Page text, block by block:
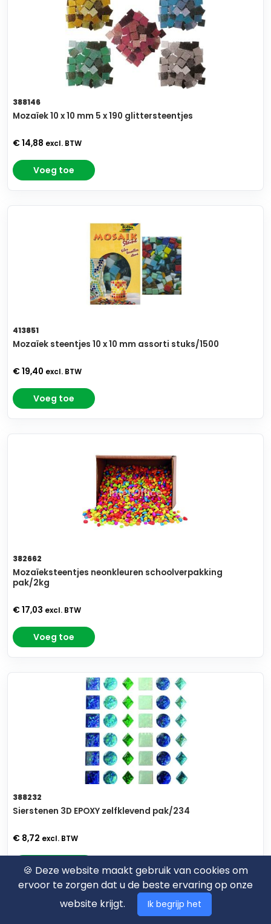
388146
Mozaïek 10 x 10 mm 5 x 190 glittersteentjes
€ 14,88 excl. BTW
Voeg toe
413851
Mozaïek steentjes 10 x 10 mm assorti stuks/1500
€ 19,40 excl. BTW
Voeg toe
382662
Mozaïeksteentjes neonkleuren schoolverpakking
pak/2kg
€ 17,03 excl. BTW
Voeg toe
388232
Sierstenen 3D EPOXY zelfklevend pak/234
€ 8,72 excl. BTW
Voeg toe
🍪 Deze website maakt gebruik van cookies om
ervoor te zorgen dat u de beste ervaring op onze
website krijgt.
Ik begrijp het